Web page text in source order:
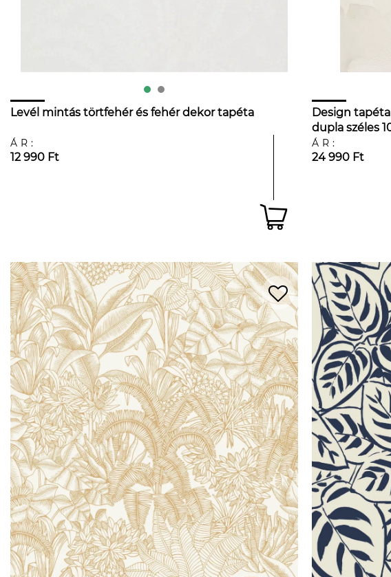
Levél mintás törtfehér és fehér dekor tapéta
ÁR:
12 990 Ft
Design
dupla széles
ÁR:
24 990 Ft